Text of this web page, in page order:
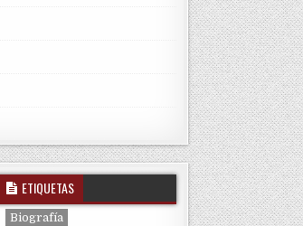
ETIQUETAS
Biografía